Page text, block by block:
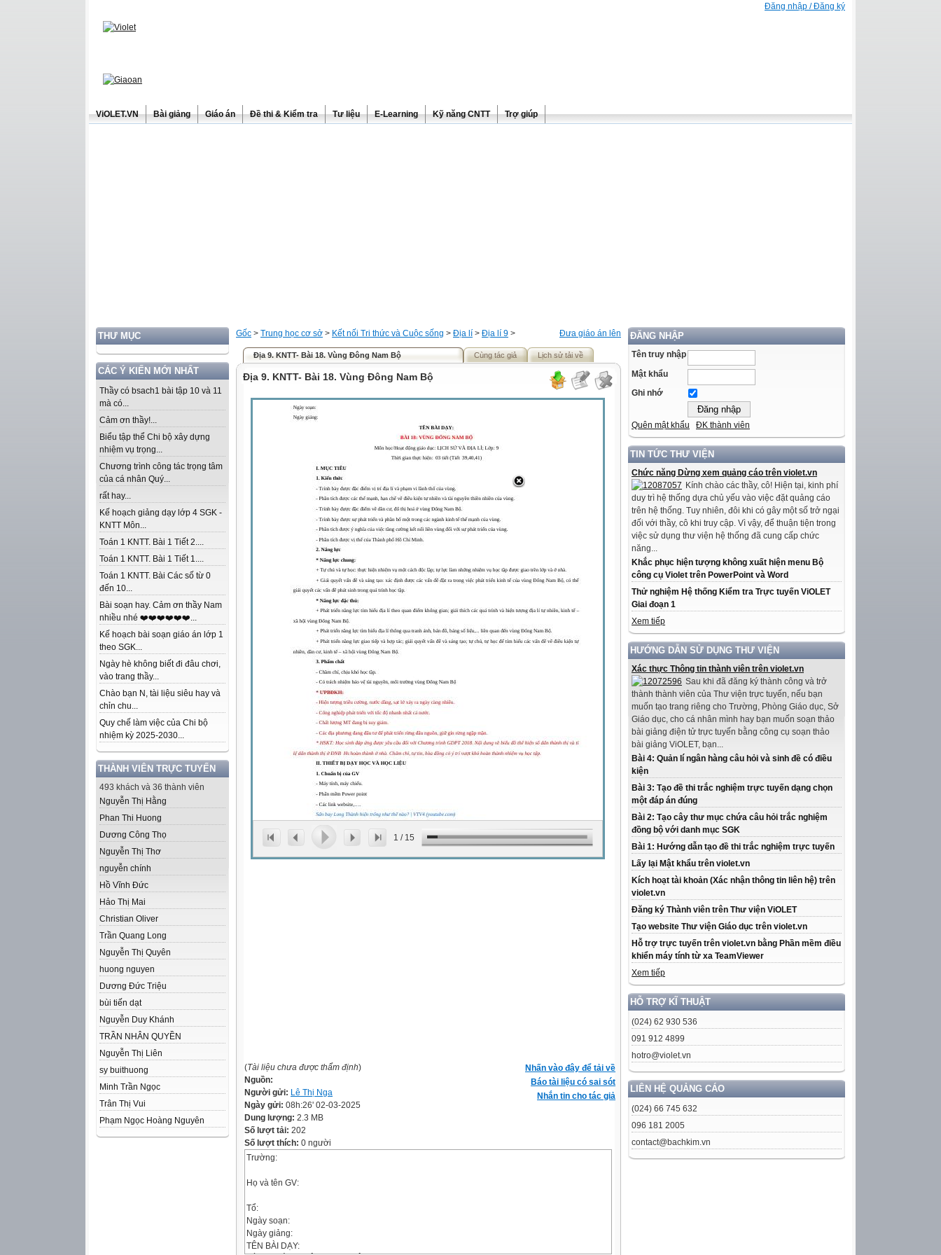
Đăng nhập / Đăng ký
ViOLET.VN Bài giảng Giáo án Đề thi & Kiểm tra Tư liệu E-Learning Kỹ năng CNTT Trợ giúp
THƯ MỤC
CÁC Ý KIẾN MỚI NHẤT
Thầy có bsach1 bài tập 10 và 11
mà có...
Cảm ơn thầy!...
Biểu tập thể Chi bộ xây dựng
nhiệm vụ trọng...
Chương trình công tác trọng tâm
của cá nhân Quý...
rất hay...
Kế hoạch giảng dạy lớp 4 SGK -
KNTT Môn...
Toán 1 KNTT. Bài 1 Tiết 2....
Toán 1 KNTT. Bài 1 Tiết 1....
Toán 1 KNTT. Bài Các số từ 0
đến 10...
Bài soạn hay. Cảm ơn thầy Nam
nhiều nhé ❤️❤️❤️❤️❤️❤️...
Kế hoạch bài soạn giáo án lớp 1
theo SGK...
Ngày hè không biết đi đâu chơi,
vào trang thầy...
Chào bạn N, tài liệu siêu hay và
chỉn chu...
Quy chế làm việc của Chi bộ
nhiệm kỳ 2025-2030...
THÀNH VIÊN TRỰC TUYẾN
493 khách và 36 thành viên
Nguyễn Thị Hằng
Phan Thi Huong
Dương Công Thọ
Nguyễn Thị Thơ
nguyễn chính
Hồ Vĩnh Đức
Hảo Thị Mai
Christian Oliver
Trần Quang Long
Nguyễn Thị Quyên
huong nguyen
Dương Đức Triệu
bùi tiến dạt
Nguyễn Duy Khánh
TRẦN NHÂN QUYỀN
Nguyễn Thị Liên
sy buithuong
Minh Trần Ngọc
Trân Thị Vui
Phạm Ngọc Hoàng Nguyên
ĐĂNG NHẬP
Tên truy nhập
Mật khẩu
Ghi nhớ
Quên mật khẩu ĐK thành viên
TIN TỨC THƯ VIỆN
Chức năng Dừng xem quảng cáo trên violet.vn
Kính chào các thầy, cô! Hiện tại, kinh phí
duy trì hệ thống dựa chủ yếu vào việc đặt quảng cáo
trên hệ thống. Tuy nhiên, đôi khi có gây một số trở ngại
đối với thầy, cô khi truy cập. Vì vậy, để thuận tiện trong
việc sử dụng thư viện hệ thống đã cung cấp chức
năng...
Khắc phục hiện tượng không xuất hiện menu Bộ
công cụ Violet trên PowerPoint và Word
Thử nghiệm Hệ thống Kiểm tra Trực tuyến ViOLET
Giai đoạn 1
Xem tiếp
HƯỚNG DẪN SỬ DỤNG THƯ VIỆN
Xác thực Thông tin thành viên trên violet.vn
Sau khi đã đăng ký thành công và trở
thành thành viên của Thư viện trực tuyến, nếu bạn
muốn tạo trang riêng cho Trường, Phòng Giáo dục, Sở
Giáo dục, cho cá nhân mình hay bạn muốn soạn thảo
bài giảng điện tử trực tuyến bằng công cụ soạn thảo
bài giảng ViOLET, bạn...
Bài 4: Quản lí ngân hàng câu hỏi và sinh đề có điều
kiện
Bài 3: Tạo đề thi trắc nghiệm trực tuyến dạng chọn
một đáp án đúng
Bài 2: Tạo cây thư mục chứa câu hỏi trắc nghiệm
đồng bộ với danh mục SGK
Bài 1: Hướng dẫn tạo đề thi trắc nghiệm trực tuyến
Lấy lại Mật khẩu trên violet.vn
Kích hoạt tài khoản (Xác nhận thông tin liên hệ) trên
violet.vn
Đăng ký Thành viên trên Thư viện ViOLET
Tạo website Thư viện Giáo dục trên violet.vn
Hỗ trợ trực tuyến trên violet.vn bằng Phần mềm điều
khiển máy tính từ xa TeamViewer
Xem tiếp
HỖ TRỢ KĨ THUẬT
(024) 62 930 536
091 912 4899
hotro@violet.vn
LIÊN HỆ QUẢNG CÁO
(024) 66 745 632
096 181 2005
contact@bachkim.vn
Đưa giáo án lên
Gốc > Trung học cơ sở > Kết nối Tri thức và Cuộc sống > Địa lí > Địa lí 9 >
Địa 9. KNTT- Bài 18. Vùng Đông Nam Bộ Cùng tác giả Lịch sử tải về
Địa 9. KNTT- Bài 18. Vùng Đông Nam Bộ
1 / 15
Nhấn vào đây để tải về
Báo tài liệu có sai sót
Nhắn tin cho tác giả
(Tài liệu chưa được thẩm định)
Nguồn:
Người gửi: Lê Thị Nga
Ngày gửi: 08h:26' 02-03-2025
Dung lượng: 2.3 MB
Số lượt tải: 202
Số lượt thích: 0 người
Trường:
Họ và tên GV:
Tổ:
Ngày soạn:
Ngày giảng:
TÊN BÀI DẠY: